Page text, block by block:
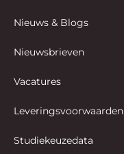
Nieuws & Blogs
Nieuwsbrieven
Vacatures
Leveringsvoorwaarden
Studiekeuzedata